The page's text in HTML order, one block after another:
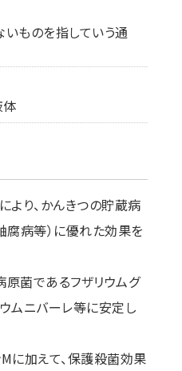
ものを指していう通
より、かんきつの貯蔵病
腐病等）に優れた効果を
菌であるフザリウムグ
ムニバーレ等に安定し
に加えて、保護殺菌効果